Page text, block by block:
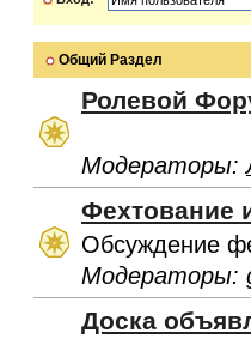
Общий Раздел
Ролевой
Модераторы:
Фехтование
Обсуждение
Модераторы:
Доска